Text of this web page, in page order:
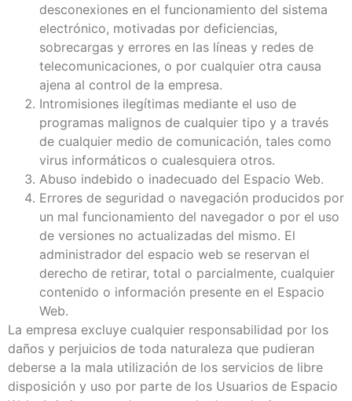
desconexiones en el funcionamiento del sistema
electrónico, motivadas por deficiencias,
sobrecargas y errores en las líneas y redes de
telecomunicaciones, o por cualquier otra causa
ajena al control de la empresa.
Intromisiones ilegítimas mediante el uso de
programas malignos de cualquier tipo y a través
de cualquier medio de comunicación, tales como
virus informáticos o cualesquiera otros.
Abuso indebido o inadecuado del Espacio Web.
Errores de seguridad o navegación producidos por
un mal funcionamiento del navegador o por el uso
de versiones no actualizadas del mismo. El
administrador del espacio web se reservan el
derecho de retirar, total o parcialmente, cualquier
contenido o información presente en el Espacio
Web.
La empresa excluye cualquier responsabilidad por los
daños y perjuicios de toda naturaleza que pudieran
deberse a la mala utilización de los servicios de libre
disposición y uso por parte de los Usuarios de Espacio